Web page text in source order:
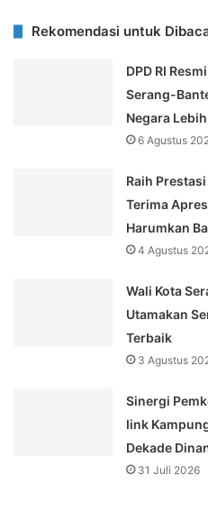
Rekomendasi untuk
DPD RI
Serang-
Negara
6 Agustus
Raih
Terima
Harumkan
4 Agustus
Wali Kota
Utamakan
Terbaik
3 Agustus
Sinergi
Iink
Dekade
31 Juli 2026